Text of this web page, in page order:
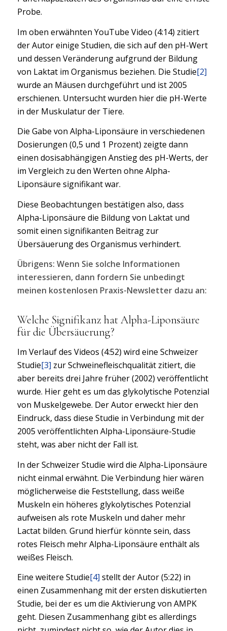
Probe.
Im oben erwähnten YouTube Video (4:14) zitiert
der Autor einige Studien, die sich auf den pH-Wert
und dessen Veränderung aufgrund der Bildung
von Laktat im Organismus beziehen. Die Studie[2]
wurde an Mäusen durchgeführt und ist 2005
erschienen. Untersucht wurden hier die pH-Werte
in der Muskulatur der Tiere.
Die Gabe von Alpha-Liponsäure in verschiedenen
Dosierungen (0,5 und 1 Prozent) zeigte dann
einen dosisabhängigen Anstieg des pH-Werts, der
im Vergleich zu den Werten ohne Alpha-
Liponsäure signifikant war.
Diese Beobachtungen bestätigen also, dass
Alpha-Liponsäure die Bildung von Laktat und
somit einen signifikanten Beitrag zur
Übersäuerung des Organismus verhindert.
Übrigens: Wenn Sie solche Informationen
interessieren, dann fordern Sie unbedingt
meinen kostenlosen Praxis-Newsletter dazu an:
Welche Signifikanz hat Alpha-Liponsäure
für die Übersäuerung?
Im Verlauf des Videos (4:52) wird eine Schweizer
Studie[3] zur Schweinefleischqualität zitiert, die
aber bereits drei Jahre früher (2002) veröffentlicht
wurde. Hier geht es um das glykolytische Potenzial
von Muskelgewebe. Der Autor erweckt hier den
Eindruck, dass diese Studie in Verbindung mit der
2005 veröffentlichten Alpha-Liponsäure-Studie
steht, was aber nicht der Fall ist.
In der Schweizer Studie wird die Alpha-Liponsäure
nicht einmal erwähnt. Die Verbindung hier wären
möglicherweise die Feststellung, dass weiße
Muskeln ein höheres glykolytisches Potenzial
aufweisen als rote Muskeln und daher mehr
Lactat bilden. Grund hierfür könnte sein, dass
rotes Fleisch mehr Alpha-Liponsäure enthält als
weißes Fleisch.
Eine weitere Studie[4] stellt der Autor (5:22) in
einen Zusammenhang mit der ersten diskutierten
Studie, bei der es um die Aktivierung von AMPK
geht. Diesen Zusammenhang gibt es allerdings